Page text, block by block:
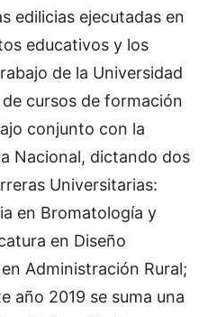
edilicias ejecutadas en
educativos y los
de la Universidad
cursos de formación
conjunto con la
Nacional, dictando dos
Universitarias:
en Bromatología y
en Diseño
Administración Rural;
año 2019 se suma una